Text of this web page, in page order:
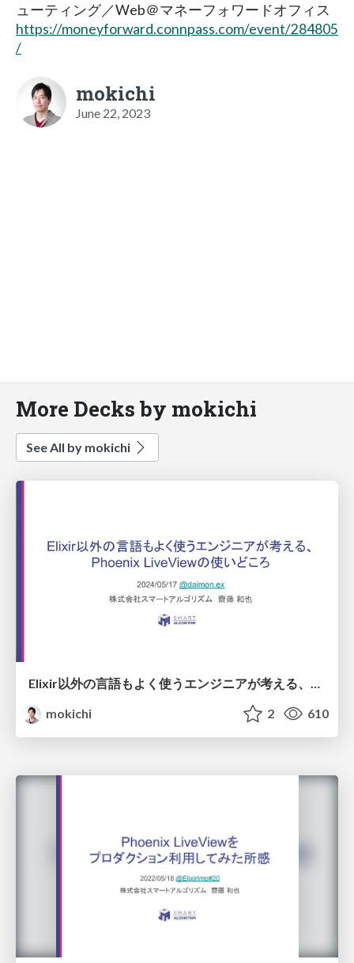
ューティング／Web＠マネーフォワードオフィス
https://moneyforward.connpass.com/event/284805
/
mokichi
June 22, 2023
More Decks by mokichi
See All by mokichi
Elixir以外の言語もよく使うエンジニアが考える、Phoenix LiveViewの使いどころ
mokichi
2 610